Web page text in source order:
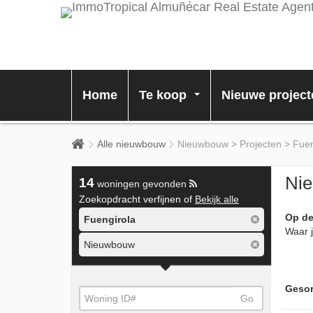
Home
Te koop
...
Nieuwe
Alle nieuwbouw Nieuwbouw > Projecten >
Op
Waar
14 woningen gevonden
Zoekopdracht verfijnen of Bekijk alle
Fuengirola
Nieuwbouw
Go